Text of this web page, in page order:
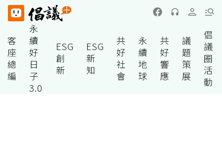
客
座
總
編
永
續
好
日
子
3.0
ESG
創
新
ESG
新
知
共
好
社
會
永
續
地
球
共
好
響
應
議
題
策
展
倡
議
圈
活
動